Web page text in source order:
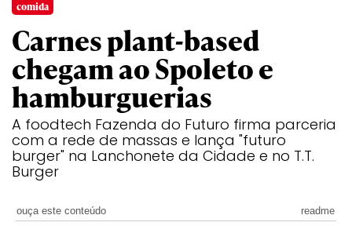
comida
Carnes plant-based
chegam ao Spoleto e
hamburguerias
A foodtech Fazenda do Futuro firma parceria
com a rede de massas e lança "futuro
burger" na Lanchonete da Cidade e no T.T.
Burger
ouça este conteúdo readme